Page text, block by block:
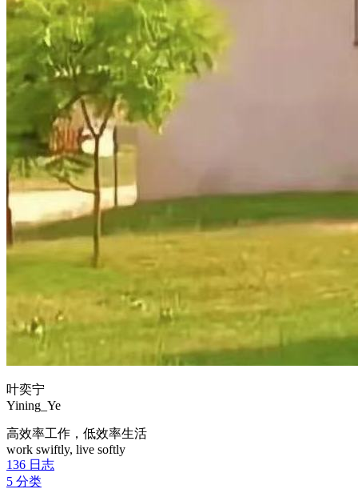
叶奕宁
Yining_Ye
高效率工作，低效率生活
work swiftly, live softly
136 日志
5 分类